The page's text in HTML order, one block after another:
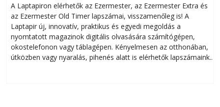
A Laptapiron elérhetők az Ezermester, az Ezermester Extra és
az Ezermester Old Timer lapszámai, visszamenőleg is! A
Laptapir új, innovatív, praktikus és egyedi megoldás a
nyomtatott magazinok digitális olvasására számítógépen,
okostelefonon vagy táblagépen. Kényelmesen az otthonában,
útközben vagy nyaralás, pihenés alatt is elérhetők lapszámaink.